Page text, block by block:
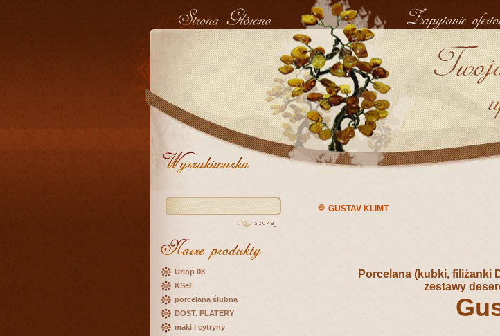
Urlop 08
KSeF
porcelana ślubna
DOST. PLATERY
maki i cytryny
GUSTAV KLIMT
Porcelana (kubki, filiżanki
zestawy